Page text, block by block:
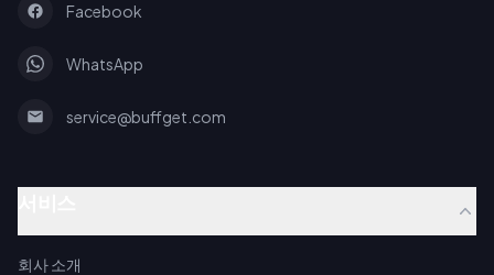
Facebook
WhatsApp
service@buffget.com
회사 소개